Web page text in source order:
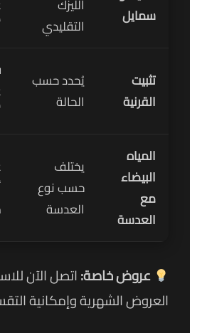
سمايل
الليزك
التقليدي
تثبيت
القرنية
يُحدد حسب
الحالة
المياه
البيضاء
مع
العدسة
يختلف
حسب نوع
العدسة
عروض خاصة:اتصل الآن
العروض الشهرية وإمكانية